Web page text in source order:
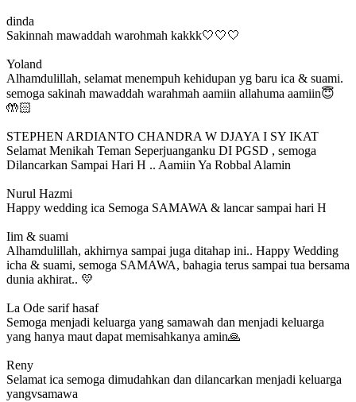
dinda
Sakinnah mawaddah warohmah kakkk🤍🤍🤍
Yoland
Alhamdulillah, selamat menempuh kehidupan yg baru ica & suami.
semoga sakinah mawaddah warahmah aamiin allahuma aamiin😇
🤲🏻
STEPHEN ARDIANTO CHANDRA W DJAYA I SY IKAT
Selamat Menikah Teman Seperjuanganku DI PGSD , semoga
Dilancarkan Sampai Hari H .. Aamiin Ya Robbal Alamin
Nurul Hazmi
Happy wedding ica Semoga SAMAWA & lancar sampai hari H
Iim & suami
Alhamdulillah, akhirnya sampai juga ditahap ini.. Happy Wedding
icha & suami, semoga SAMAWA, bahagia terus sampai tua bersama
dunia akhirat.. 💛
La Ode sarif hasaf
Semoga menjadi keluarga yang samawah dan menjadi keluarga
yang hanya maut dapat memisahkanya amin🙏
Reny
Selamat ica semoga dimudahkan dan dilancarkan menjadi keluarga
yangvsamawa